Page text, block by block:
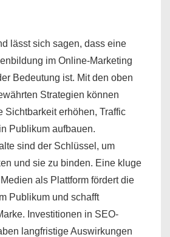
lässt sich sagen, dass eine
im Online-Marketing
Bedeutung ist. Mit den oben
Strategien können
Sichtbarkeit erhöhen, Traffic
Publikum aufbauen.
sind der Schlüssel, um
und sie zu binden. Eine kluge
als Plattform fördert die
Publikum und schafft
Investitionen in SEO-
langfristige Auswirkungen